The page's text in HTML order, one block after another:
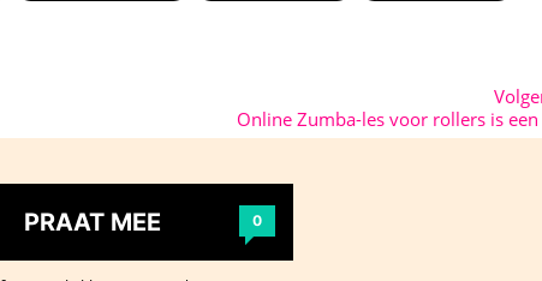
Online Zumba-les voor rollers is
PRAAT MEE 0